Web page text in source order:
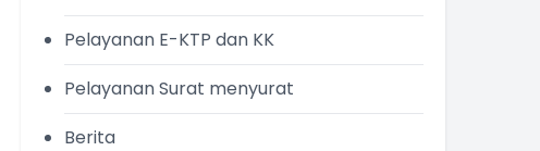
Pelayanan E-KTP dan KK
Pelayanan Surat menyurat
Berita